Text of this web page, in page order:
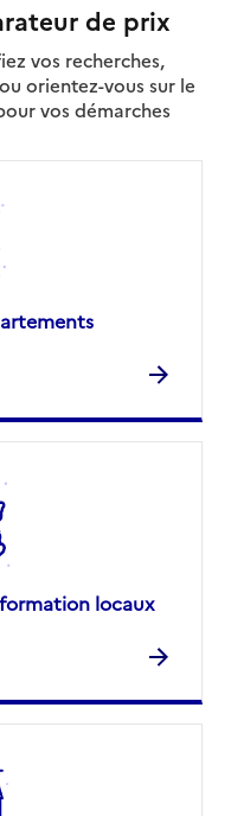
de prix
vos recherches,
orientez-vous sur le
vos démarches
locaux